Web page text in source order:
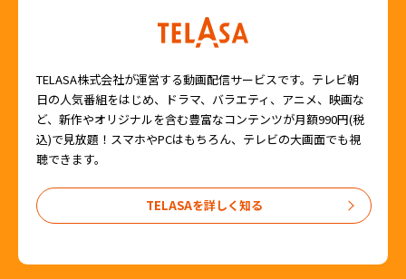
TELASA株式会社が運営する動画配信サービスです。テレビ朝
日の人気番組をはじめ、ドラマ、バラエティ、アニメ、映画な
ど、新作やオリジナルを含む豊富なコンテンツが月額990円(税
込)で見放題！スマホやPCはもちろん、テレビの大画面でも視
聴できます。
TELASAを詳しく知る